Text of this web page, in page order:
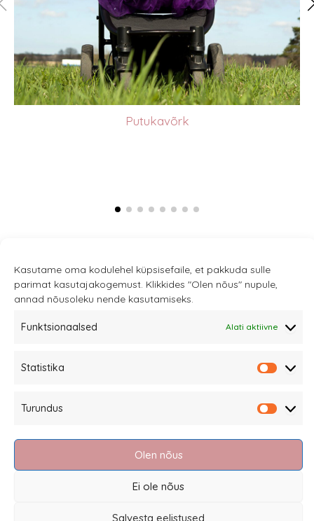
Kasutame oma kodulehel küpsisefaile, et pakkuda sulle
parimat kasutajakogemust. Klikkides "Olen nõus" nupule,
annad nõusoleku nende kasutamiseks.
Funktsionaalsed Alati aktiivne
Statistika
Turundus
Olen nõus
Ei ole nõus
Salvesta eelistused
Putukavõrk
Privaatsuspoliitika ja küpsised
Edasimüüjad